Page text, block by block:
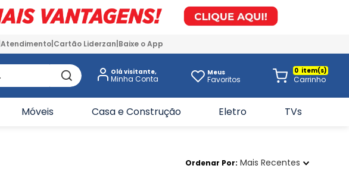
Atendimento Cartão Liderzan Baixe o App
Olá visitante, Meus
Favoritos
0
Móveis Casa e Construção Eletro TVs
Ordenar Por Mais Recentes